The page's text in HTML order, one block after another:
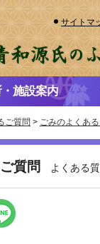
サイトマ
施設案内
ご質問 > ごみのよくあ
質問 よくある質